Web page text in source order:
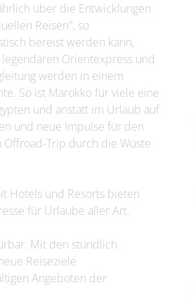
über die Entwicklungen
Reisen", so
bereist werden kann,
Orientexpress und
werden in einem
So ist Marokko für viele eine
und anstatt im Urlaub auf
und neue Impulse für den
Trip durch die Wüste
Hotels und Resorts bieten
für Urlaube aller Art.
Mit den stündlich
Reiseziele
Angeboten der